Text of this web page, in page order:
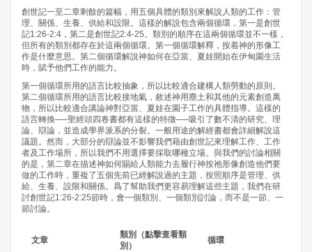
創世記一至二章剩餘的篇幅，用五個具體的類別來解說人類的工作：管
理、關係、生養、供給和設限。這樣的解說包含兩個循環，第一是創世
記1:26-2:4，第二是創世記2:4-25。類別的順序在這兩個循環並不一樣，
但所有的類別都存在於這兩個循環。第一個循環解釋，按着神的形像工
作是什麼意思。第二個循環解說神如何在亞當、夏娃開始在伊甸園生活
時，賦予他們工作的能力。
第一個循環所用的語言比較抽象，所以比較適合建構人類勞動的原則。
第二個循環所用的語言比較接地氣，敘述神用塵土和其他的元素創造萬
物，所以比較適合講論神對亞當、夏娃在園子工作的具體指導。這樣的
語言轉換──聖經頭四卷書都有這樣的特徵──吸引了數不清的研究、理
論、辯論，並造成學界派系的分裂。一般用途的解經書都會詳細解說這
議題。然而，大部分的辯論並不影響我們藉由創世記來理解工作、工作
者及工作場所，所以我們不用選擇要採取哪種立場。與我們的討論相關
的是，第二章在描述神如何賜給人類能力去履行神按祂形像創造他們要
做的工作時，重複了五個先前已經解說過的主題，按照順序是管理、供
給、生養、設限和關係。爲了幫助我們更容易理解這些主題，我們在研
討創世記1:26-2:25節時，會一個類別、一個類別討論，而不是一節、一
節討論。
文章
類別（點擊查看類
別）
循環